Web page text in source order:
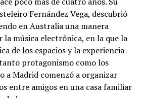
Fernández Vega, descubrió
en Australia una manera
música electrónica, en la que la
de los espacios y la experiencia
protagonismo como los
a Madrid comenzó a organizar
entre amigos en una casa familiar